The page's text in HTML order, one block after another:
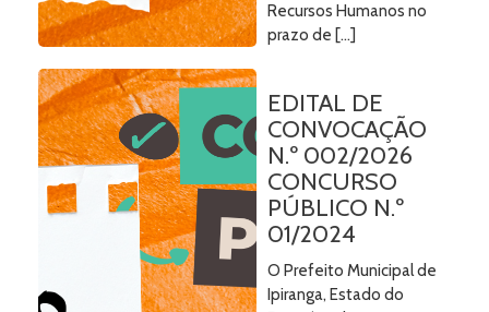
Recursos Humanos no
prazo de […]
EDITAL DE
CONVOCAÇÃO
N.º 002/2026
CONCURSO
PÚBLICO N.º
01/2024
O Prefeito Municipal de
Ipiranga, Estado do